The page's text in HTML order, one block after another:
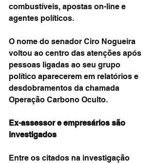
combustíveis, apostas on-line e
agentes políticos.
O nome do senador Ciro Nogueira
voltou ao centro das atenções após
pessoas ligadas ao seu grupo
político aparecerem em relatórios e
desdobramentos da chamada
Operação Carbono Oculto.
Ex-assessor e empresários são
investigados
Entre os citados na investigação